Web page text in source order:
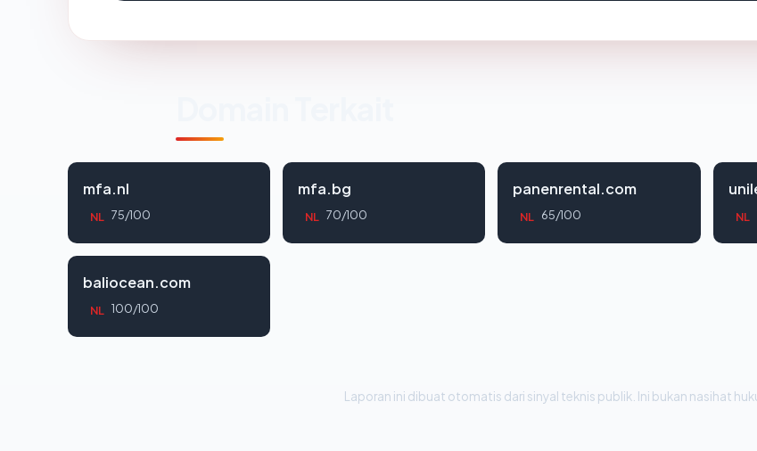
mfa.nl
NL 75/100
mfa.bg
NL 70/100
panenrental.com
NL 65/100 NL
baliocean.com
NL 100/100
Laporan ini dibuat otomatis dari sinyal teknis publik. Ini bukan nasihat